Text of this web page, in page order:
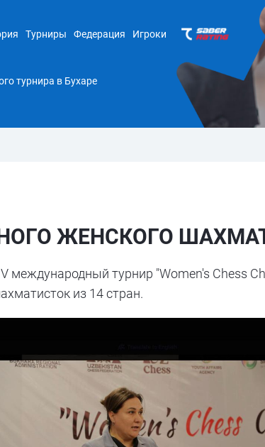
Турниры Федерация Игроки
турнира в Бухаре
ЖЕНСКОГО
международный турнир "Women's Chess
из 14 стран.